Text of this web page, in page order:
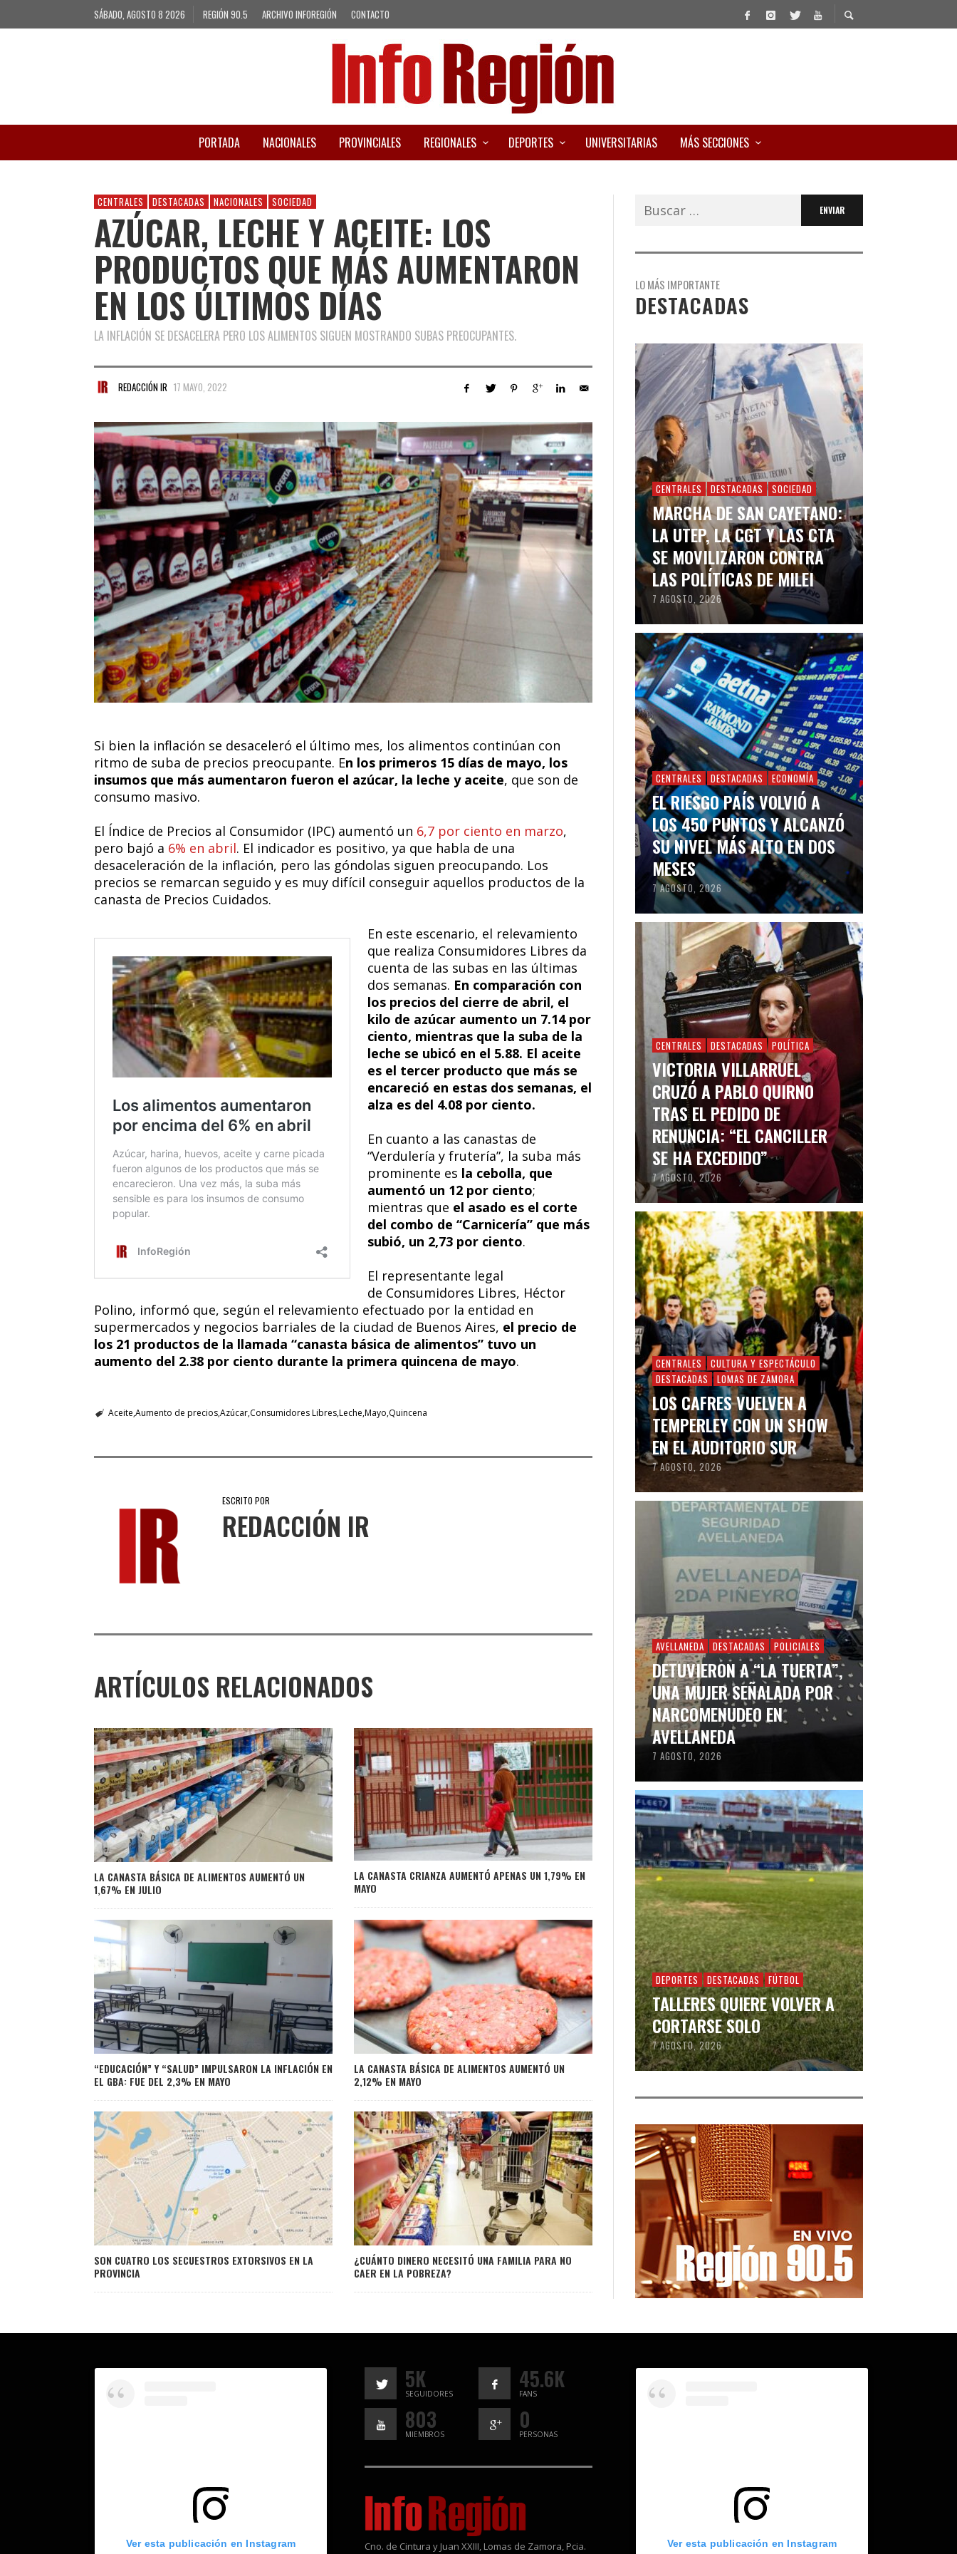
SÁBADO, AGOSTO 8 2026 REGIÓN 90.5 ARCHIVO INFOREGIÓN CONTACTO
PORTADA NACIONALES PROVINCIALES REGIONALES DEPORTES UNIVERSITARIAS MÁS SECCIONES
CENTRALES DESTACADAS NACIONALES SOCIEDAD
AZÚCAR, LECHE Y ACEITE: LOS
PRODUCTOS QUE MÁS AUMENTARON
EN LOS ÚLTIMOS DÍAS
LA INFLACIÓN SE DESACELERA PERO LOS ALIMENTOS SIGUEN MOSTRANDO SUBAS PREOCUPANTES.
REDACCIÓN IR 17 MAYO, 2022
Si bien la inflación se desaceleró el último mes, los alimentos continúan con
ritmo de suba de precios preocupante. En los primeros 15 días de mayo, los
insumos que más aumentaron fueron el azúcar, la leche y aceite, que son de
consumo masivo.
El Índice de Precios al Consumidor (IPC) aumentó un 6,7 por ciento en marzo,
pero bajó a 6% en abril. El indicador es positivo, ya que habla de una
desaceleración de la inflación, pero las góndolas siguen preocupando. Los
precios se remarcan seguido y es muy difícil conseguir aquellos productos de la
canasta de Precios Cuidados.
En este escenario, el relevamiento
que realiza Consumidores Libres da
cuenta de las subas en las últimas
dos semanas. En comparación con
los precios del cierre de abril, el
kilo de azúcar aumento un 7.14 por
ciento, mientras que la suba de la
leche se ubicó en el 5.88. El aceite
es el tercer producto que más se
encareció en estas dos semanas, el
alza es del 4.08 por ciento.
En cuanto a las canastas de
“Verdulería y frutería”, la suba más
prominente es la cebolla, que
aumentó un 12 por ciento;
mientras que el asado es el corte
del combo de “Carnicería” que más
subió, un 2,73 por ciento.
El representante legal
de Consumidores Libres, Héctor
Polino, informó que, según el relevamiento efectuado por la entidad en
supermercados y negocios barriales de la ciudad de Buenos Aires, el precio de
los 21 productos de la llamada “canasta básica de alimentos” tuvo un
aumento del 2.38 por ciento durante la primera quincena de mayo.
Aceite Aumento de preciosAzúcarConsumidores LibresLeche Mayo Quincena
ESCRITO POR
REDACCIÓN IR
ARTÍCULOS RELACIONADOS
LA CANASTA BÁSICA DE ALIMENTOS AUMENTÓ UN
1,67% EN JULIO
LA CANASTA CRIANZA AUMENTÓ APENAS UN 1,79% EN
MAYO
“EDUCACIÓN” Y “SALUD” IMPULSARON LA INFLACIÓN EN
EL GBA: FUE DEL 2,3% EN MAYO
LA CANASTA BÁSICA DE ALIMENTOS AUMENTÓ UN
2,12% EN MAYO
SON CUATRO LOS SECUESTROS EXTORSIVOS EN LA
PROVINCIA
¿CUÁNTO DINERO NECESITÓ UNA FAMILIA PARA NO
CAER EN LA POBREZA?
Buscar:
LO MÁS IMPORTANTE
DESTACADAS
CENTRALES DESTACADAS SOCIEDAD
MARCHA DE SAN CAYETANO:
LA UTEP, LA CGT Y LAS CTA
SE MOVILIZARON CONTRA
LAS POLÍTICAS DE MILEI
7 AGOSTO, 2026
CENTRALES DESTACADAS ECONOMÍA
EL RIESGO PAÍS VOLVIÓ A
LOS 450 PUNTOS Y ALCANZÓ
SU NIVEL MÁS ALTO EN DOS
MESES
7 AGOSTO, 2026
CENTRALES DESTACADAS POLÍTICA
VICTORIA VILLARRUEL
CRUZÓ A PABLO QUIRNO
TRAS EL PEDIDO DE
RENUNCIA: “EL CANCILLER
SE HA EXCEDIDO”
7 AGOSTO, 2026
CENTRALES
CULTURA Y ESPECTÁCULO
DESTACADAS
LOMAS DE ZAMORA
LOS CAFRES VUELVEN A
TEMPERLEY CON UN SHOW
EN EL AUDITORIO SUR
7 AGOSTO, 2026
AVELLANEDA DESTACADAS POLICIALES
DETUVIERON A “LA TUERTA”,
UNA MUJER SEÑALADA POR
NARCOMENUDEO EN
AVELLANEDA
7 AGOSTO, 2026
DEPORTES DESTACADAS FÚTBOL
TALLERES QUIERE VOLVER A
CORTARSE SOLO
7 AGOSTO, 2026
Ver esta publicación en Instagram
5K
SEGUIDORES
45.6K
FANS
803
MIEMBROS
0
PERSONAS
Cno. de Cintura y Juan XXIII, Lomas de Zamora, Pcia. Ver esta publicación en Instagram